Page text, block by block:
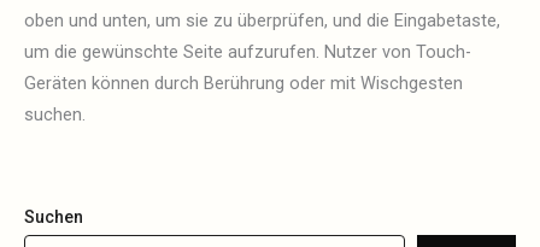
oben und unten, um sie zu überprüfen, und die Eingabetaste,
um die gewünschte Seite aufzurufen. Nutzer von Touch-
Geräten können durch Berührung oder mit Wischgesten
suchen.
Suchen